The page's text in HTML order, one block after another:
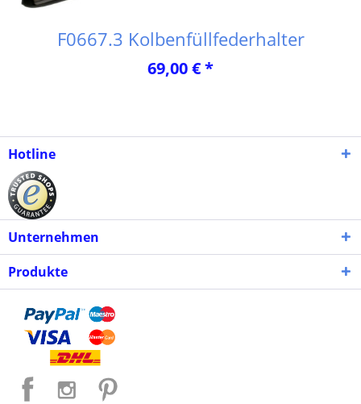
F0667.3 Kolbenfüllfederhalter
69,00 € *
Hotline
Unternehmen
Produkte